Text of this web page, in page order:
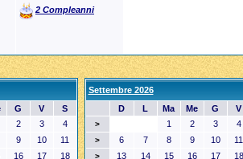
2 Compleanni
G V S
2 3 4
9 10 11
16 17 18
Settembre 2026
D
L Ma Me G V
> 1 2 3 4
> 6 7 8 9 10 11
> 13 14 15 16 17 18